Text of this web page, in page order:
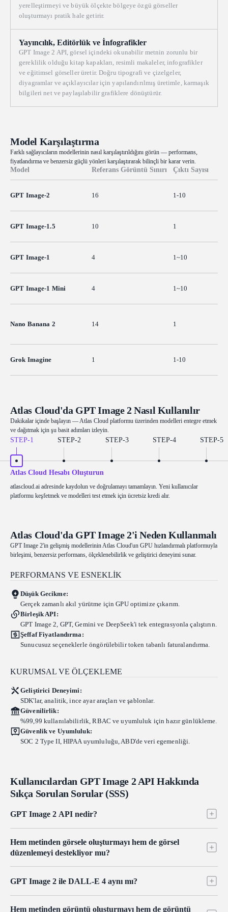
yerelleştirmeyi ve büyük ölçekte bölgeye özgü görseller
oluşturmayı pratik hale getirir.
Yayıncılık, Editörlük ve İnfografikler
GPT Image 2 API, görsel içindeki okunabilir metnin zorunlu bir
gereklilik olduğu kitap kapakları, resimli makaleler, infografikler
ve eğitimsel görseller üretir. Doğru tipografi ve çizelgeler,
diyagramlar ve açıklayıcılar için yapılandırılmış üretimle, karmaşık
bilgileri net ve paylaşılabilir grafiklere dönüştürür.
Model Karşılaştırma
Farklı sağlayıcıların modellerinin nasıl karşılaştırıldığını görün — performans,
fiyatlandırma ve benzersiz güçlü yönleri karşılaştırarak bilinçli bir karar verin.
Model Referans Görüntü Sınırı Çıktı Sayısı
GPT Image-2 16 1-10
GPT Image-1.5 10 1
GPT Image-1 4 1~10
GPT Image-1 Mini 4 1~10
Nano Banana 2 14 1
Grok Imagine 1 1-10
Atlas Cloud'da GPT Image 2 Nasıl Kullanılır
Dakikalar içinde başlayın — Atlas Cloud platformu üzerinden modelleri entegre etmek
ve dağıtmak için şu basit adımları izleyin.
STEP-1 STEP-2 STEP-3 STEP-4 STEP-5
Atlas Cloud Hesabı Oluşturun
atlascloud.ai adresinde kaydolun ve doğrulamayı tamamlayın. Yeni kullanıcılar
platformu keşfetmek ve modelleri test etmek için ücretsiz kredi alır.
Atlas Cloud'da GPT Image 2'i Neden Kullanmalı
GPT Image 2'in gelişmiş modellerinin Atlas Cloud'un GPU hızlandırmalı platformuyla
birleşimi, benzersiz performans, ölçeklenebilirlik ve geliştirici deneyimi sunar.
PERFORMANS VE ESNEKLIK
Düşük Gecikme:
Gerçek zamanlı akıl yürütme için GPU optimize çıkarım.
Birleşik API:
GPT Image 2, GPT, Gemini ve DeepSeek'i tek entegrasyonla çalıştırın.
Şeffaf Fiyatlandırma:
Sunucusuz seçeneklerle öngörülebilir token tabanlı faturalandırma.
KURUMSAL VE ÖLÇEKLEME
Geliştirici Deneyimi:
SDK'lar, analitik, ince ayar araçları ve şablonlar.
Güvenilirlik:
%99,99 kullanılabilirlik, RBAC ve uyumluluk için hazır günlükleme.
Güvenlik ve Uyumluluk:
SOC 2 Type II, HIPAA uyumluluğu, ABD'de veri egemenliği.
Kullanıcılardan GPT Image 2 API Hakkında
Sıkça Sorulan Sorular (SSS)
GPT Image 2 API nedir?
halefi ve DALL-E 3'ün yerine piyasaya sürülen görüntü modeli
OpenAI'ın GPT Image 2'sine programatik erişim sağlar. Metin ve
görüntü girdilerinden, doğru görüntü içi metin, çok dilli destek ve
güçlü fotogerçekçilik ile görüntüler oluşturur ve düzenler. Atlas
Hem metinden görsele oluşturmayı hem de görsel
düzenlemeyi destekliyor mu?
oluşturmayı hem de görüntü düzenlemeyi destekler. Düzenleme,
maske görüntüleriyle hassas inpainting ve outpainting işlemlerinin
yanı sıra birkaç girdiyi tutarlı bir sonuçta birleştiren çoklu referans
GPT Image 2 ile DALL-E 4 aynı mı?
Hem metinden görüntü oluşturmayı hem de görüntü